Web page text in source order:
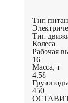
Тип
Тип
Колеса
Рабочая
16
Масса, т
4.58
450